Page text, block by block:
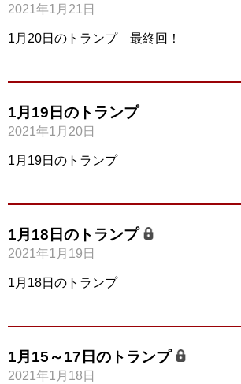
2021年1月21日
1月20日のトランプ 最終回！
1月19日のトランプ
2021年1月20日
1月19日のトランプ
1月18日のトランプ
2021年1月19日
1月18日のトランプ
1月15～17日のトランプ
2021年1月18日